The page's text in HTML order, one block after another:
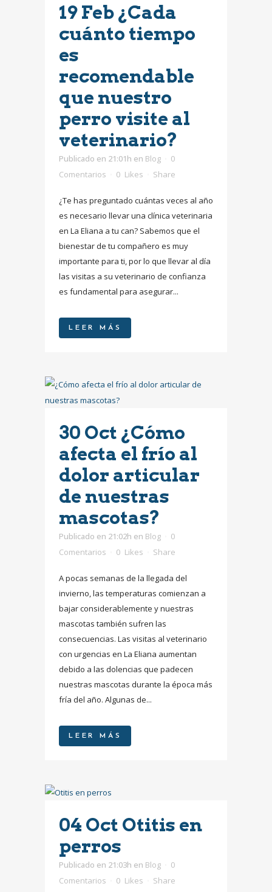
19 Feb¿Cada
cuánto tiempo
es
recomendable
que nuestro
perro visite al
veterinario?
Publicado en 21:01h en Blog
0
Comentarios
0 Likes Share
¿Te has preguntado cuántas veces al año
es necesario llevar una clínica veterinaria
en La Eliana a tu can? Sabemos que el
bienestar de tu compañero es muy
importante para ti, por lo que llevar al día
las visitas a su veterinario de confianza
es fundamental para asegurar...
LEER MÁS
30 Oct ¿Cómo
afecta el frío al
dolor articular
de nuestras
mascotas?
Publicado en 21:02h en Blog
0
Comentarios
0 Likes Share
A pocas semanas de la llegada del
invierno, las temperaturas comienzan a
bajar considerablemente y nuestras
mascotas también sufren las
consecuencias. Las visitas al veterinario
con urgencias en La Eliana aumentan
debido a las dolencias que padecen
nuestras mascotas durante la época más
fría del año. Algunas de...
LEER MÁS
04 Oct Otitis en
perros
Publicado en 21:03h en Blog
0
Comentarios
0 Likes Share